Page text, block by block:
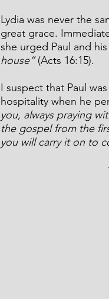
Lydia was never the
great grace.
she urged Paul and
house” (Acts 16:15).
I suspect that Paul
hospitality when he
you, always praying
the gospel from the
you will carry it on to